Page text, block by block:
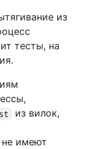
из
тесты, на
из вилок,
не имеют